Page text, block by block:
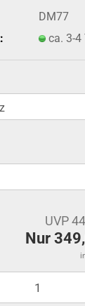
DM77
ca. 3-4
UVP
Nur